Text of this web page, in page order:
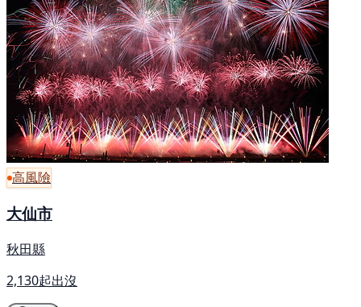
高風險
大仙市
秋田縣
2,130起出沒